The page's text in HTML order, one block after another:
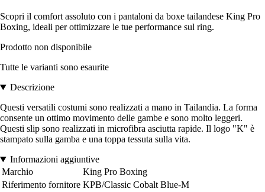
Scopri il comfort assoluto con i pantaloni da boxe tailandese King Pro
Boxing, ideali per ottimizzare le tue performance sul ring.
Prodotto non disponibile
Tutte le varianti sono esaurite
Descrizione
Questi versatili costumi sono realizzati a mano in Tailandia. La forma
consente un ottimo movimento delle gambe e sono molto leggeri.
Questi slip sono realizzati in microfibra asciutta rapide. Il logo "K" è
stampato sulla gamba e una toppa tessuta sulla vita.
Informazioni aggiuntive
Marchio
King Pro Boxing
Riferimento fornitore KPB/Classic Cobalt Blue-M